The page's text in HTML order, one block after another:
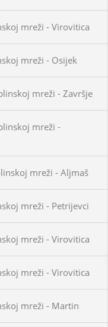
mreži - Virovitica
mreži - Osijek
mreži - Završje
mreži -
mreži - Aljmaš
mreži - Petrijevci
mreži - Virovitica
mreži - Virovitica
mreži - Martin